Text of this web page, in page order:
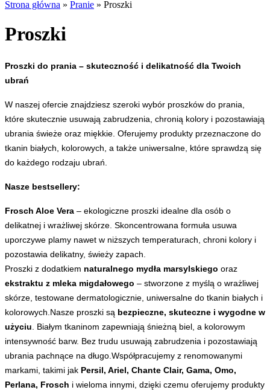
Strona główna » Pranie » Proszki
Proszki
Proszki do prania – skuteczność i delikatność dla Twoich
ubrań
W naszej ofercie znajdziesz szeroki wybór proszków do prania,
które skutecznie usuwają zabrudzenia, chronią kolory i pozostawiają
ubrania świeże oraz miękkie. Oferujemy produkty przeznaczone do
tkanin białych, kolorowych, a także uniwersalne, które sprawdzą się
do każdego rodzaju ubrań.
Nasze bestsellery:
Frosch Aloe Vera – ekologiczne proszki idealne dla osób o
delikatnej i wrażliwej skórze. Skoncentrowana formuła usuwa
uporczywe plamy nawet w niższych temperaturach, chroni kolory i
pozostawia delikatny, świeży zapach.
Proszki z dodatkiem naturalnego mydła marsylskiego oraz
ekstraktu z mleka migdałowego – stworzone z myślą o wrażliwej
skórze, testowane dermatologicznie, uniwersalne do tkanin białych i
kolorowych. Nasze proszki są bezpieczne, skuteczne i wygodne w
użyciu . Białym tkaninom zapewniają śnieżną biel, a kolorowym
intensywność barw. Bez trudu usuwają zabrudzenia i pozostawiają
ubrania pachnące na długo. Współpracujemy z renomowanymi
markami, takimi jak Persil, Ariel, Chante Clair, Gama, Omo,
Perlana, Frosch i wieloma innymi, dzięki czemu oferujemy produkty